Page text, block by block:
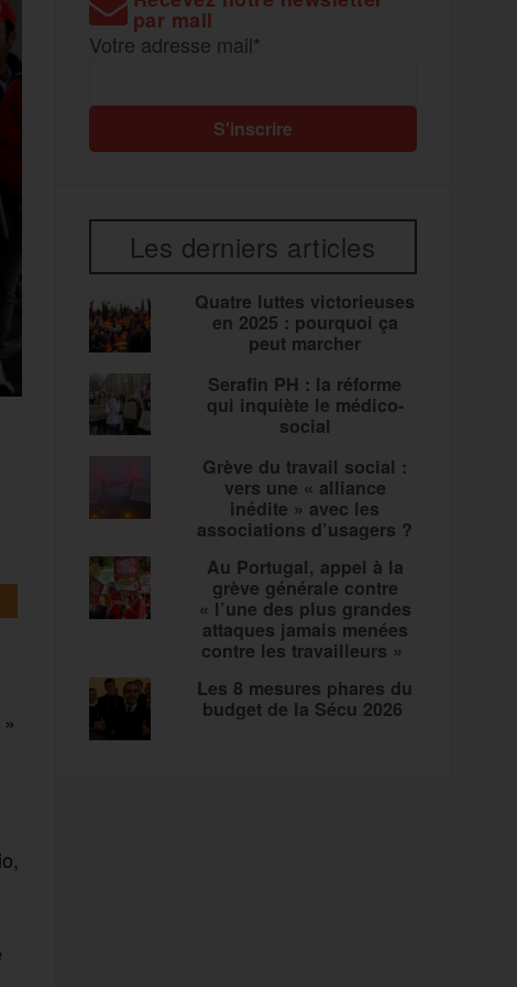
par mail
Votre adresse mail*
Les derniers articles
Quatre luttes victorieuses
en 2025 : pourquoi ça
peut marcher
Serafin PH : la réforme
qui inquiète le médico-
social
Grève du travail social :
vers une « alliance
inédite » avec les
associations d’usagers ?
Au Portugal, appel à la
grève générale contre
« l’une des plus grandes
attaques jamais menées
contre les travailleurs »
Les 8 mesures phares du
budget de la Sécu 2026